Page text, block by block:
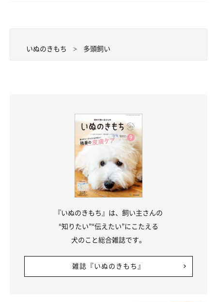
いぬのきもち 多頭飼い
『いぬのきもち』は、飼い主さんの
“知りたい”“伝えたい”にこたえる
犬のこと総合雑誌です。
雑誌『いぬのきもち』